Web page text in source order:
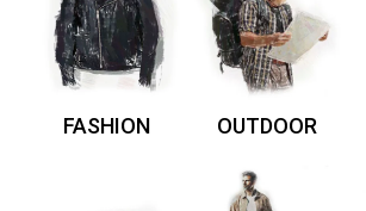
FASHION OUTDOOR